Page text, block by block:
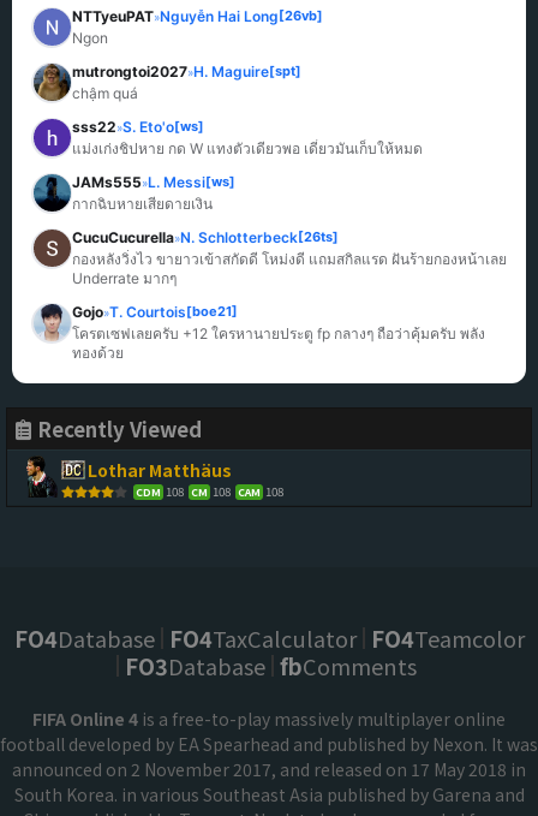
NTTyeuPAT»Nguyễn Hai Long [26vb]
Ngon
mutrongtoi2027»H. Maguire[spt]
chậm quá
sss22»S. Eto'o[ws]
แม่งเก่งชิปหาย กด W แทงตัวเดียวพอ เดี๋ยวมันเก็บให้หมด
JAMs555»L. Messi[ws]
กากฉิบหายเสียดายเงิน
CucuCucurella»N. Schlotterbeck[26ts]
กองหลังวิ่งไว ขายาวเข้าสกัดดี โหม่งดี แถมสกิลแรด ฝันร้ายกองหน้าเลย
Underrate มากๆ
Gojo»T. Courtois[boe21]
โครตเซฟเลยครับ +12 ใครหานายประตู fp กลางๆ ถือว่าคุ้มครับ พลัง
ทองด้วย
Recently Viewed
Lothar Matthäus
CDM 108 CM 108 CAM 108
FO4Database FO4TaxCalculator FO4Teamcolor
FO3Database fbComments
FIFA Online 4 is a free-to-play massively multiplayer online
football developed by EA Spearhead and published by Nexon. It was
announced on 2 November 2017, and released on 17 May 2018 in
South Korea. in various Southeast Asia published by Garena and